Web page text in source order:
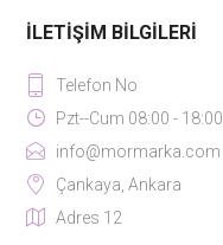
İLETIŞIM BILGILERI
Telefon No
Pzt--Cum 08:00 - 18:00
info@mormarka.com
Çankaya, Ankara
Adres 12